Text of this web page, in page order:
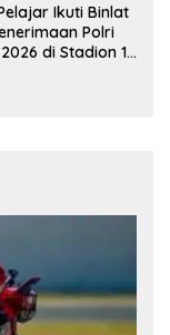
Ikuti Binlat
Polri
di Stadion 16